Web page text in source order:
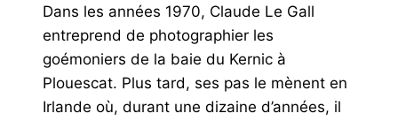
Dans les années 1970, Claude Le Gall
entreprend de photographier les
goémoniers de la baie du Kernic à
Plouescat. Plus tard, ses pas le mènent en
Irlande où, durant une dizaine d’années, il